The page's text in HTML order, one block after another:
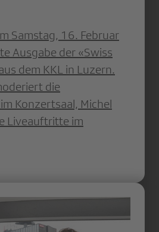
Samstag, 16. Februar
Ausgabe der «Swiss
dem KKL in Luzern.
die
Konzertsaal, Michel
Liveauftritte im